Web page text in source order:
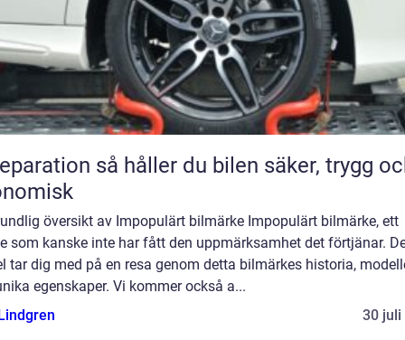
håller du bilen säker, trygg och
översikt av Impopulärt bilmärke Impopulärt bilmärke, ett
som kanske inte har fått den uppmärksamhet det förtjänar.
tar dig med på en resa genom detta bilmärkes historia,
egenskaper. Vi kommer också a...
30 juli